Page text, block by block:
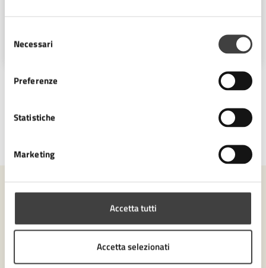
delNecessari
Preferenze
Statistiche
Marketing
Accetta tutti
Accetta selezionati
47521
Contenuti correlati
Amministrazione